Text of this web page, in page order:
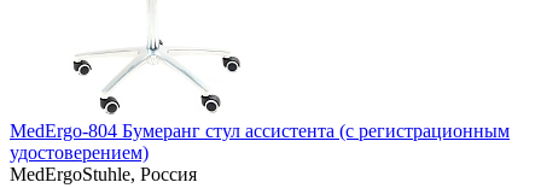
MedErgo-804 Бумеранг стул ассистента (с регистрационным
удостоверением)
MedErgoStuhle, Россия